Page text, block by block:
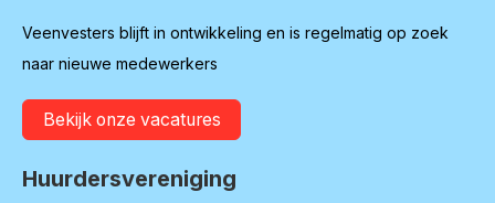
Veenvesters blijft in ontwikkeling en is regelmatig op zoek
naar nieuwe medewerkers
Bekijk onze vacatures
Huurdersvereniging